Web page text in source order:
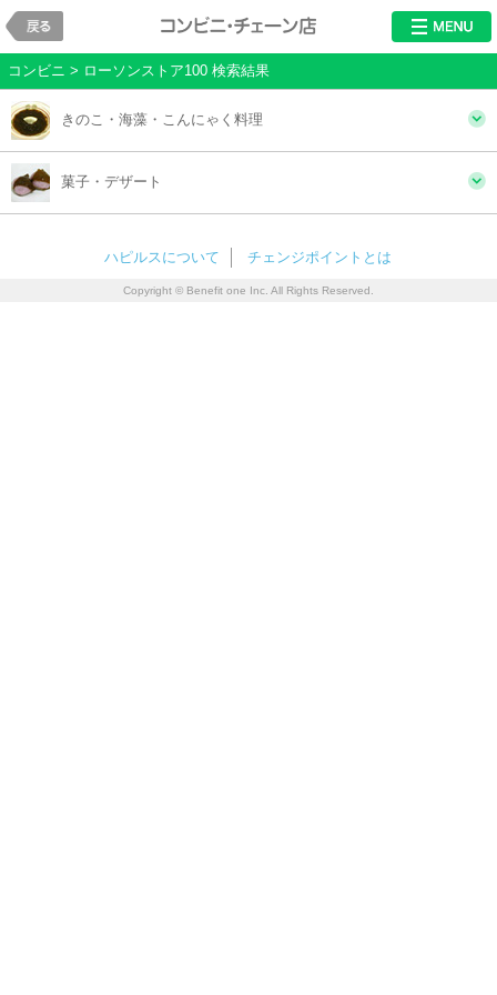
レストラン・チ
コンビニ > ローソンストア100 検索結果
きのこ・海藻・こんにゃく料理
菓子・デザート
ハピルスについて チェンジポイントとは
Copyright © Benefit one Inc. All Rights Reserved.